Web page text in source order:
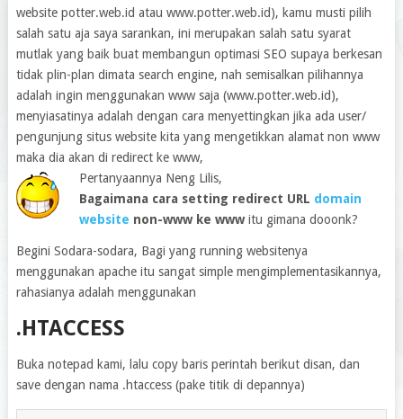
website potter.web.id atau www.potter.web.id), kamu musti pilih
salah satu aja saya sarankan, ini merupakan salah satu syarat
mutlak yang baik buat membangun optimasi SEO supaya berkesan
tidak plin-plan dimata search engine, nah semisalkan pilihannya
adalah ingin menggunakan www saja (www.potter.web.id),
menyiasatinya adalah dengan cara menyettingkan jika ada user/
pengunjung situs website kita yang mengetikkan alamat non www
maka dia akan di redirect ke www,
Pertanyaannya Neng Lilis,
Bagaimana cara setting redirect URL domain
website non-www ke wwwitu gimana dooonk?
Begini Sodara-sodara, Bagi yang running websitenya
menggunakan apache itu sangat simple mengimplementasikannya,
rahasianya adalah menggunakan
.HTACCESS
Buka notepad kami, lalu copy baris perintah berikut disan, dan
save dengan nama .htaccess (pake titik di depannya)